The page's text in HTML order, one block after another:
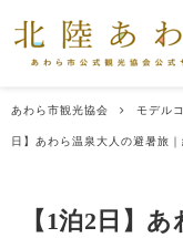
あわら市観光協会 モデル
日】あわら温泉大人の避暑旅
【1泊2日】